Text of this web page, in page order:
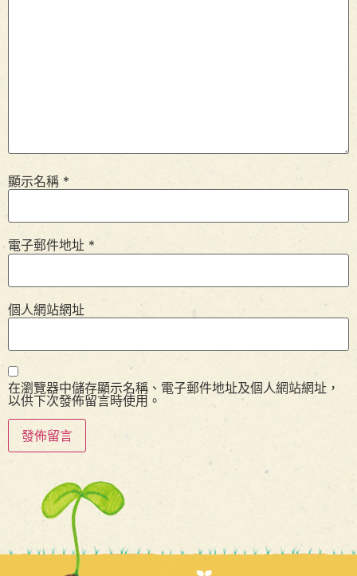
顯示名稱 *
電子郵件地址 *
個人網站網址
在瀏覽器中儲存顯示名稱、電子郵件地址及個人網站網址，
以供下次發佈留言時使用。